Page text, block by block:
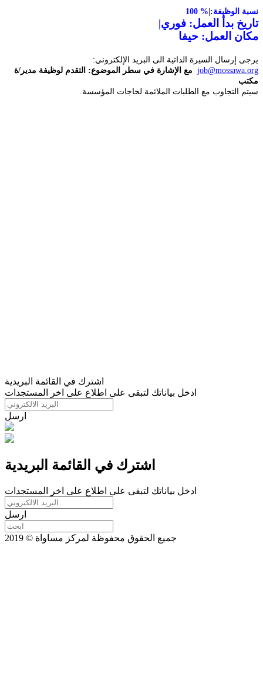
نسبة الوظيفة: 100 %|
تاريخ بدأ العمل: فوري|
مكان العمل: حيفا
يرجى إرسال السيرة الذاتية الى البريد الإلكتروني:
job@mossawa.org مع الإشارة في سطر الموضوع: التقدم لوظيفة مدير/ة
مكتب
سيتم التجاوب مع الطلبات الملائمة لحاجات المؤسسة.
اشترك في القائمة البريدية
ادخل بياناتك لتبقى على اطلاع على اخر المستجدات
ارسل
اشترك في القائمة البريدية
ادخل بياناتك لتبقى على اطلاع على اخر المستجدات
ارسل
جميع الحقوق محفوظة لمركز مساواة © 2019